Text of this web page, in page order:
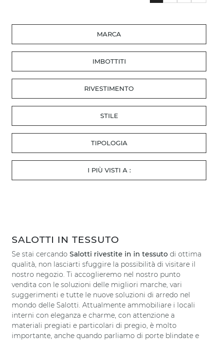
MARCA
IMBOTTITI
RIVESTIMENTO
STILE
TIPOLOGIA
I PIÙ VISTI A :
SALOTTI IN TESSUTO
Se stai cercando Salotti rivestite in in tessuto di ottima
qualità, non lasciarti sfuggire la possibilità di visitare il
nostro negozio. Ti accoglieremo nel nostro punto
vendita con le soluzioni delle migliori marche, vari
suggerimenti e tutte le nuove soluzioni di arredo nel
mondo delle Salotti. Attualmente ammobiliare i locali
interni con eleganza e charme, con attenzione a
materiali pregiati e particolari di pregio, è molto
importante, anche quando parliamo di porte blindate e